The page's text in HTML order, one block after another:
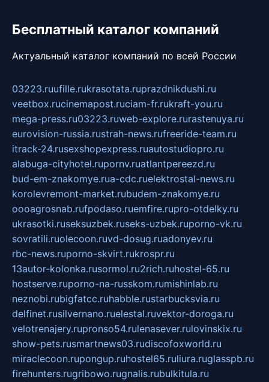
Бесплатный каталог компаний
Актуальный каталог компаний по всей России
03223.ruufille.rukrasotata.ruprazdnikdushi.ru
veetbox.rucinemapost.ruciam-fr.rukraft-you.ru
mega-press.ru03223.ruweb-explore.rurastenuya.ru
eurovision-russia.rustrah-news.rufreeride-team.ru
itrack-24.rusexshopexpress.ruautostudiopro.ru
alabuga-cityhotel.rupornv.ruatlantpereezd.ru
bud-em-znakomye.rua-cdc.ruelektrostal-news.ru
korolevremont-market.rubudem-znakomye.ru
oooagrosnab.rufpodaso.ruemfire.rupro-otdelky.ru
ukrasotki.ruseksuzbek.ruseks-uzbek.ruporno-vk.ru
sovratili.ruolecoon.ruvd-dosug.ruadonyev.ru
rbc-news.ruporno-skvirt.rukrospr.ru
13autor-kolonka.rusormol.ru2rich.ruhostel-65.ru
hostserve.ruporno-na-russkom.rumishinlab.ru
neznobi.rubigfatcc.ruhabble.rustarbucksvia.ru
delfinet.rusilvernano.ruelestal.ruvektor-doroga.ru
velotrenajery.rupronso54.rulenasever.rulovinskix.ru
show-pets.rusmartnews03.rudiscofoxworld.ru
miraclecoon.rupongup.ruhostel65.ruliura.ruglasspb.ru
firehunters.rugribowo.rugnalis.rubulkitula.ru